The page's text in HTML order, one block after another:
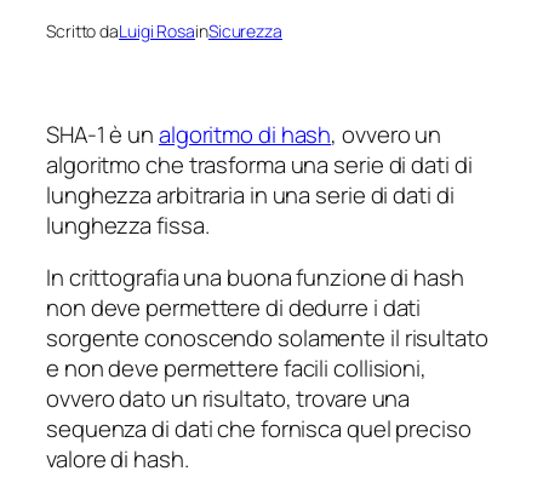
Scritto daLuigi RosainSicurezza
SHA-1 è unalgoritmo di hash, ovvero un
algoritmo che trasforma una serie di dati di
lunghezza arbitraria in una serie di dati di
lunghezza fissa.
In crittografia una buona funzione di hash
non deve permettere di dedurre i dati
sorgente conoscendo solamente il risultato
e non deve permettere facili collisioni,
ovvero dato un risultato, trovare una
sequenza di dati che fornisca quel preciso
valore di hash.